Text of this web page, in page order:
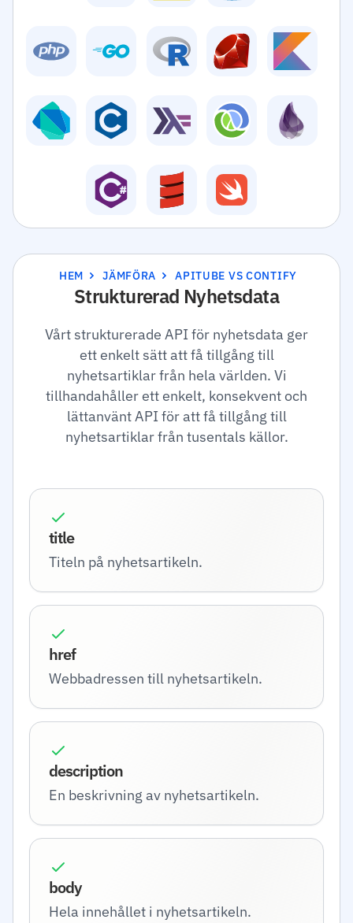
HEM JÄMFÖRA APITUBE VS CONTIFY
Strukturerad Nyhetsdata
Vårt strukturerade API för nyhetsdata ger
ett enkelt sätt att få tillgång till
nyhetsartiklar från hela världen. Vi
tillhandahåller ett enkelt, konsekvent och
lättanvänt API för att få tillgång till
nyhetsartiklar från tusentals källor.
title
Titeln på nyhetsartikeln.
href
Webbadressen till nyhetsartikeln.
description
En beskrivning av nyhetsartikeln.
body
Hela innehållet i nyhetsartikeln.